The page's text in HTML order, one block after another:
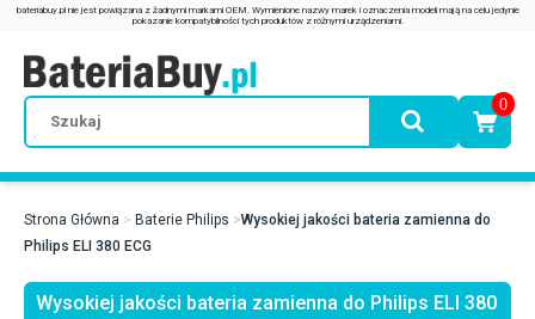
0
Strona Główna Baterie Philips
Wysokiej jakości bateria zamienna do
Philips ELI 380 ECG
Wysokiej jakości bateria zamienna do Philips ELI 380